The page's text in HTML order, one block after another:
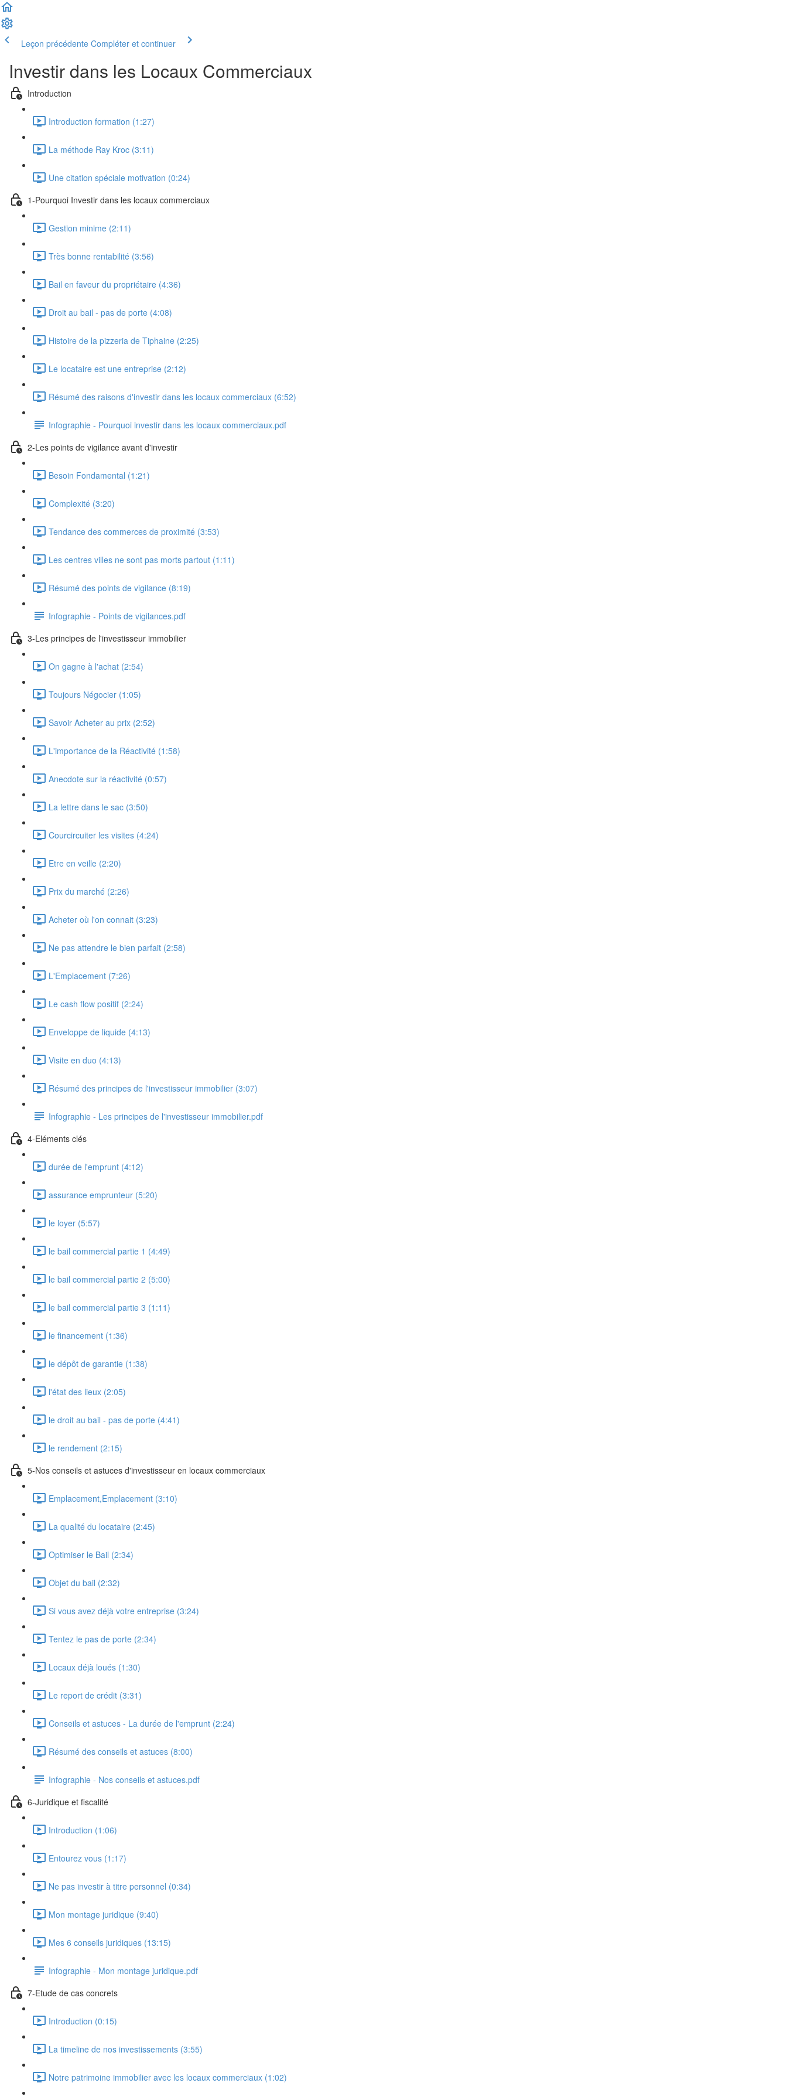
Leçon précédente Compléter et continuer
Investir dans les Locaux Commerciaux
Introduction
Introduction formation (1:27)
La méthode Ray Kroc (3:11)
Une citation spéciale motivation (0:24)
1-Pourquoi Investir dans les locaux commerciaux
Gestion minime (2:11)
Très bonne rentabilité (3:56)
Bail en faveur du propriétaire (4:36)
Droit au bail - pas de porte (4:08)
Histoire de la pizzeria de Tiphaine (2:25)
Le locataire est une entreprise (2:12)
Résumé des raisons d'investir dans les locaux commerciaux (6:52)
Infographie - Pourquoi investir dans les locaux commerciaux.pdf
2-Les points de vigilance avant d'investir
Besoin Fondamental (1:21)
Complexité (3:20)
Tendance des commerces de proximité (3:53)
Les centres villes ne sont pas morts partout (1:11)
Résumé des points de vigilance (8:19)
Infographie - Points de vigilances.pdf
3-Les principes de l'investisseur immobilier
On gagne à l'achat (2:54)
Toujours Négocier (1:05)
Savoir Acheter au prix (2:52)
L'importance de la Réactivité (1:58)
Anecdote sur la réactivité (0:57)
La lettre dans le sac (3:50)
Courcircuiter les visites (4:24)
Etre en veille (2:20)
Prix du marché (2:26)
Acheter où l'on connait (3:23)
Ne pas attendre le bien parfait (2:58)
L'Emplacement (7:26)
Le cash flow positif (2:24)
Enveloppe de liquide (4:13)
Visite en duo (4:13)
Résumé des principes de l'investisseur immobilier (3:07)
Infographie - Les principes de l'investisseur immobilier.pdf
4-Eléments clés
durée de l'emprunt (4:12)
assurance emprunteur (5:20)
le loyer (5:57)
le bail commercial partie 1 (4:49)
le bail commercial partie 2 (5:00)
le bail commercial partie 3 (1:11)
le financement (1:36)
le dépôt de garantie (1:38)
l'état des lieux (2:05)
le droit au bail - pas de porte (4:41)
le rendement (2:15)
5-Nos conseils et astuces d'investisseur en locaux commerciaux
Emplacement,Emplacement (3:10)
La qualité du locataire (2:45)
Optimiser le Bail (2:34)
Objet du bail (2:32)
Si vous avez déjà votre entreprise (3:24)
Tentez le pas de porte (2:34)
Locaux déjà loués (1:30)
Le report de crédit (3:31)
Conseils et astuces - La durée de l'emprunt (2:24)
Résumé des conseils et astuces (8:00)
Infographie - Nos conseils et astuces.pdf
6-Juridique et fiscalité
Introduction (1:06)
Entourez vous (1:17)
Ne pas investir à titre personnel (0:34)
Mon montage juridique (9:40)
Mes 6 conseils juridiques (13:15)
Infographie - Mon montage juridique.pdf
7-Etude de cas concrets
Introduction (0:15)
La timeline de nos investissements (3:55)
Notre patrimoine immobilier avec les locaux commerciaux (1:02)